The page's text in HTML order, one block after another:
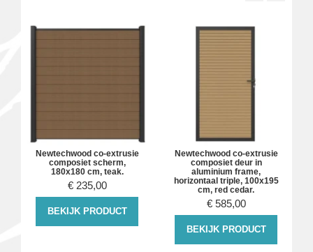
Newtechwood co-extrusie
composiet scherm,
180x180 cm, teak.
€ 235,00
BEKIJK PRODUCT
Newtechwood co-extrusie
composiet deur in
aluminium frame,
horizontaal triple, 100x195
cm, red cedar.
€ 585,00
BEKIJK PRODUCT